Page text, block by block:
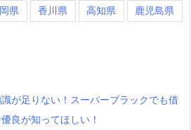
県 香川県 高知県 鹿児島県
が足りない！スーパーブラックでも借
良が知ってほしい！